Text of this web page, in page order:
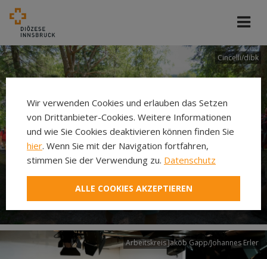
Cincelli/dibk
Neuer Pilgerweg Via
Laudato si’
Arbeitskreis Jakob Gapp/Johannes Erler
Wir verwenden Cookies und erlauben das Setzen
von Drittanbieter-Cookies. Weitere Informationen
und wie Sie Cookies deaktivieren können finden Sie
hier. Wenn Sie mit der Navigation fortfahren,
stimmen Sie der Verwendung zu. Datenschutz
ALLE COOKIES AKZEPTIEREN